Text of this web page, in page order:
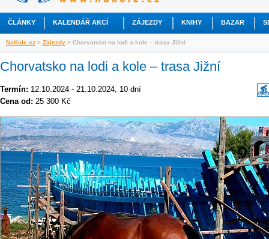
ČLÁNKY KALENDÁŘ AKCÍ ZÁJEZDY KNIHY BAZAR
NaKole.cz > Zájezdy > Chorvatsko na lodi a kole – trasa Jižní
Chorvatsko na lodi a kole – trasa Jižní
Termín: 12.10.2024 - 21.10.2024, 10 dní
Cena od: 25 300 Kč